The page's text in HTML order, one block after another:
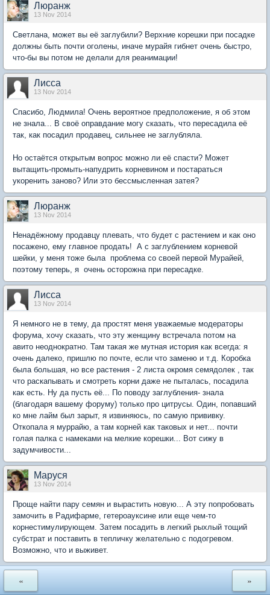
Люранж
13 Nov 2014
Светлана, может вы её заглубили? Верхние корешки при посадке
должны быть почти оголены, иначе мурайя гибнет очень быстро,
что-бы вы потом не делали для реанимации!
Лисса
13 Nov 2014
Спасибо, Людмила! Очень вероятное предположение, я об этом
не знала... В своё оправдание могу сказать, что пересадила её
так, как посадил продавец, сильнее не заглубляла.
Но остаётся открытым вопрос можно ли её спасти? Может
вытащить-промыть-напудрить корневином и постараться
укоренить заново? Или это бессмысленная затея?
Люранж
13 Nov 2014
Ненадёжному продавцу плевать, что будет с растением и как оно
посажено, ему главное продать! А с заглублением корневой
шейки, у меня тоже была проблема со своей первой Мурайей,
поэтому теперь, я очень осторожна при пересадке.
Лисса
13 Nov 2014
Я немного не в тему, да простят меня уважаемые модераторы
форума, хочу сказать, что эту женщину встречала потом на
авито неоднократно. Там такая же мутная история как всегда: я
очень далеко, пришлю по почте, если что заменю и т.д. Коробка
была большая, но все растения - 2 листа окромя семядолек , так
что раскапывать и смотреть корни даже не пыталась, посадила
как есть. Ну да пусть её... По поводу заглубления- знала
(благодаря вашему форуму) только про цитрусы. Один, попавший
ко мне лайм был зарыт, я извиняюсь, по самую прививку.
Откопала я муррайю, а там корней как таковых и нет... почти
голая палка с намеками на мелкие корешки... Вот сижу в
задумчивости...
Маруся
13 Nov 2014
Проще найти пару семян и вырастить новую... А эту попробовать
замочить в Радифарме, гетероауксине или еще чем-то
корнестимулирующем. Затем посадить в легкий рыхлый тощий
субстрат и поставить в тепличку желательно с подогревом.
Возможно, что и выживет.
« »